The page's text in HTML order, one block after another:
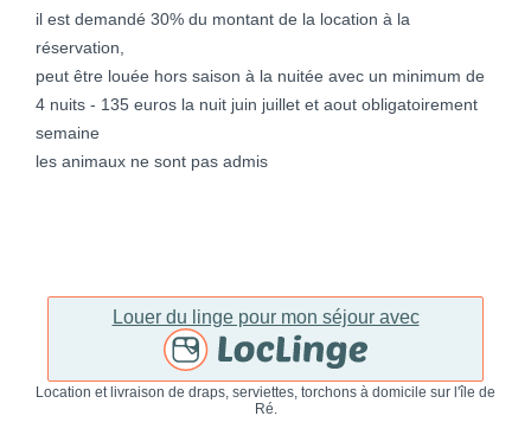
il est demandé 30% du montant de la location à la
réservation,
peut être louée hors saison à la nuitée avec un minimum de
4 nuits - 135 euros la nuit juin juillet et aout obligatoirement
semaine
les animaux ne sont pas admis
Louer du linge pour mon séjour avec
Location et livraison de draps, serviettes, torchons à domicile sur l'île de
Ré.